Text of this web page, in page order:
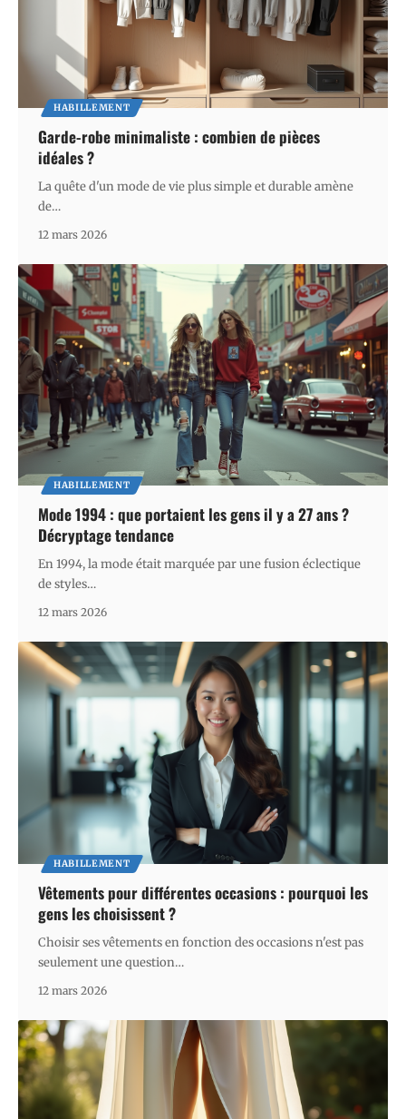
HABILLEMENT
Garde-robe minimaliste : combien de pièces
idéales ?
La quête d'un mode de vie plus simple et durable amène
de…
12 mars 2026
HABILLEMENT
Mode 1994 : que portaient les gens il y a 27 ans ?
Décryptage tendance
En 1994, la mode était marquée par une fusion éclectique
de styles…
12 mars 2026
HABILLEMENT
Vêtements pour différentes occasions : pourquoi les
gens les choisissent ?
Choisir ses vêtements en fonction des occasions n'est pas
seulement une question…
12 mars 2026